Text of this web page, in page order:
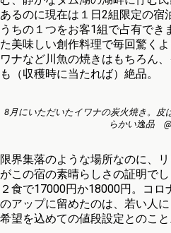
あるのに現在は１日2組限定の宿
うちの１つをお客1組で占有でき
た美味しい創作料理で毎回驚く
ワナなど川魚の焼きはもちろん
も（収穫時に当たれば）絶品。
8月にいただいたイワナの炭火焼き。皮
らかい逸品
限界集落のような場所なのに、
がこの宿の素晴らしさの証明で
２食で17000円か18000円。コ
のアップに留めたのは、若い人
希望を込めての値段設定とのこと